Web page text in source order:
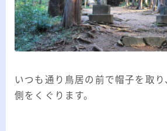
いつも通り鳥居の前で帽子を取
側をくぐります。